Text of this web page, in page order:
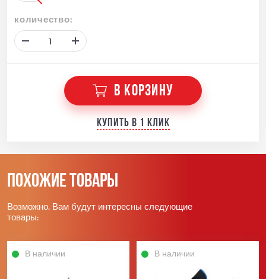
количество:
В КОРЗИНУ
Купить в 1 клик
Похожие товары
Возможно, Вам будут интересны следующие
товары:
В наличии В наличии